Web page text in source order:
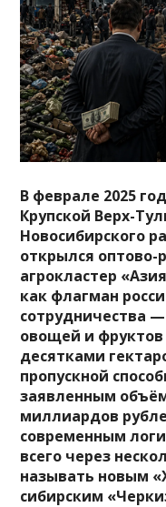
В феврале 2025
Крупской Верх-
Новосибирского
открылся
агрокластер
как флагман
сотрудничества
овощей и
десятками
пропускной
заявленным
миллиардов
современным
всего через
называть новым
сибирским